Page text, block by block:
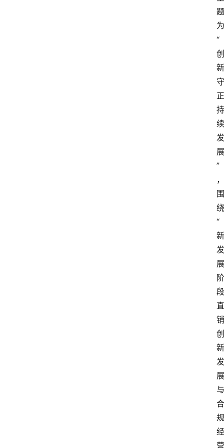
题
为
“
创
新
守
正
持
续
发
展
”
，
围
绕
“
新
发
展
阶
段
直
销
创
新
发
展
与
合
规
经
营